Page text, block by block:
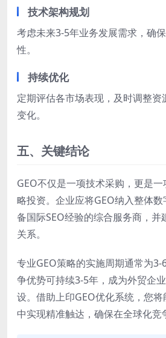
技术架构规划
考虑未来3-5年业务发展需求，确
性。
持续优化
定期评估各市场表现，及时调整资
变化。
五、关键结论
GEO不仅是一项技术采购，更是
略投资。企业应将GEO纳入整体
备国际SEO经验的综合服务商，
关系。
专业GEO策略的实施周期通常为
争优势可持续3-5年，成为外贸企
设。借助上印GEO优化系统，您
中实现精准触达，确保在全球化竞